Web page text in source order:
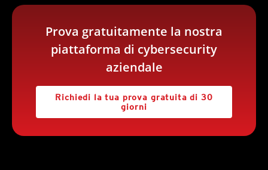
Prova gratuitamente la nostra
piattaforma di cybersecurity
aziendale
Richiedi la tua prova gratuita di 30
giorni